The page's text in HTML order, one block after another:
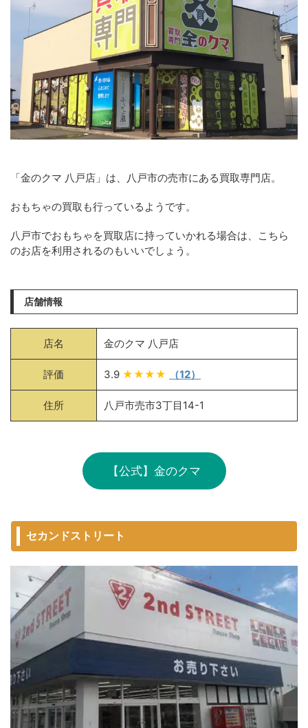
「金のクマ 八戸店」は、八戸市の売市にある買取専門店。
おもちゃの買取も行っているようです。
八戸市でおもちゃを買取店に持っていかれる場合は、こちら
のお店を利用されるのもいいでしょう。
店舗情報
店名 金のクマ 八戸店
評価 3.9 ★★★★ （12）
住所 八戸市売市3丁目14-1
【公式】金のクマ
セカンドストリート